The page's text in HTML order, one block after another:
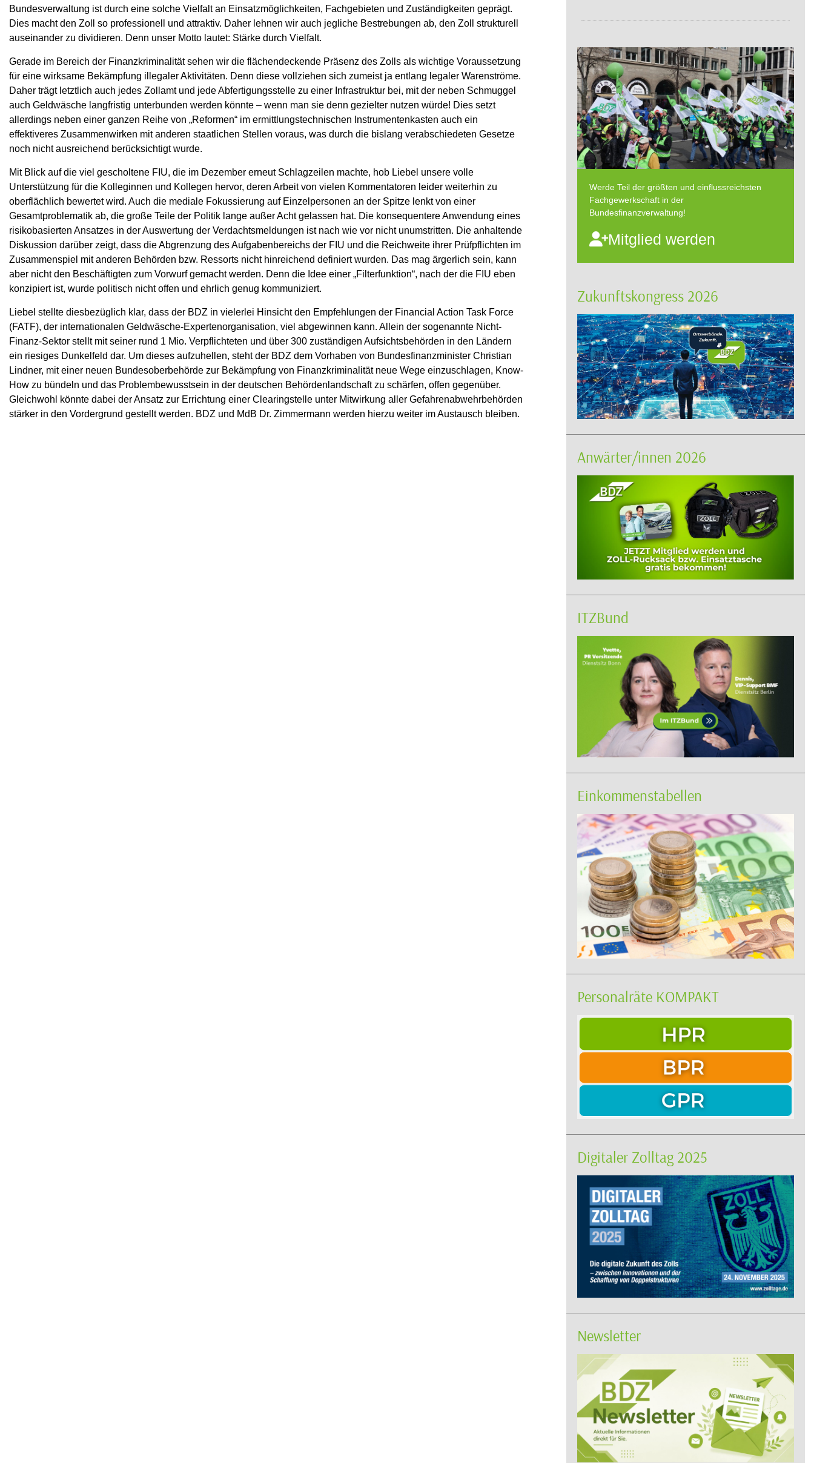
Bundesverwaltung ist durch eine solche Vielfalt an Einsatzmöglichkeiten, Fachgebieten und Zuständigkeiten geprägt.
Dies macht den Zoll so professionell und attraktiv. Daher lehnen wir auch jegliche Bestrebungen ab, den Zoll strukturell
auseinander zu dividieren. Denn unser Motto lautet: Stärke durch Vielfalt.
Gerade im Bereich der Finanzkriminalität sehen wir die flächendeckende Präsenz des Zolls als wichtige Voraussetzung
für eine wirksame Bekämpfung illegaler Aktivitäten. Denn diese vollziehen sich zumeist ja entlang legaler Warenströme.
Daher trägt letztlich auch jedes Zollamt und jede Abfertigungsstelle zu einer Infrastruktur bei, mit der neben Schmuggel
auch Geldwäsche langfristig unterbunden werden könnte – wenn man sie denn gezielter nutzen würde! Dies setzt
allerdings neben einer ganzen Reihe von „Reformen“ im ermittlungstechnischen Instrumentenkasten auch ein
effektiveres Zusammenwirken mit anderen staatlichen Stellen voraus, was durch die bislang verabschiedeten Gesetze
noch nicht ausreichend berücksichtigt wurde.
Mit Blick auf die viel gescholtene FIU, die im Dezember erneut Schlagzeilen machte, hob Liebel unsere volle
Unterstützung für die Kolleginnen und Kollegen hervor, deren Arbeit von vielen Kommentatoren leider weiterhin zu
oberflächlich bewertet wird. Auch die mediale Fokussierung auf Einzelpersonen an der Spitze lenkt von einer
Gesamtproblematik ab, die große Teile der Politik lange außer Acht gelassen hat. Die konsequentere Anwendung eines
risikobasierten Ansatzes in der Auswertung der Verdachtsmeldungen ist nach wie vor nicht unumstritten. Die anhaltende
Diskussion darüber zeigt, dass die Abgrenzung des Aufgabenbereichs der FIU und die Reichweite ihrer Prüfpflichten im
Zusammenspiel mit anderen Behörden bzw. Ressorts nicht hinreichend definiert wurden. Das mag ärgerlich sein, kann
aber nicht den Beschäftigten zum Vorwurf gemacht werden. Denn die Idee einer „Filterfunktion“, nach der die FIU eben
konzipiert ist, wurde politisch nicht offen und ehrlich genug kommuniziert.
Liebel stellte diesbezüglich klar, dass der BDZ in vielerlei Hinsicht den Empfehlungen der Financial Action Task Force
(FATF), der internationalen Geldwäsche-Expertenorganisation, viel abgewinnen kann. Allein der sogenannte Nicht-
Finanz-Sektor stellt mit seiner rund 1 Mio. Verpflichteten und über 300 zuständigen Aufsichtsbehörden in den Ländern
ein riesiges Dunkelfeld dar. Um dieses aufzuhellen, steht der BDZ dem Vorhaben von Bundesfinanzminister Christian
Lindner, mit einer neuen Bundesoberbehörde zur Bekämpfung von Finanzkriminalität neue Wege einzuschlagen, Know-
How zu bündeln und das Problembewusstsein in der deutschen Behördenlandschaft zu schärfen, offen gegenüber.
Gleichwohl könnte dabei der Ansatz zur Errichtung einer Clearingstelle unter Mitwirkung aller Gefahrenabwehrbehörden
stärker in den Vordergrund gestellt werden. BDZ und MdB Dr. Zimmermann werden hierzu weiter im Austausch bleiben.
Werde Teil der größten und einflussreichsten
Fachgewerkschaft in der
Bundesfinanzverwaltung!
Mitglied werden
Zukunftskongress 2026
Anwärter/innen 2026
ITZBund
Einkommenstabellen
Personalräte KOMPAKT
Digitaler Zolltag 2025
Newsletter